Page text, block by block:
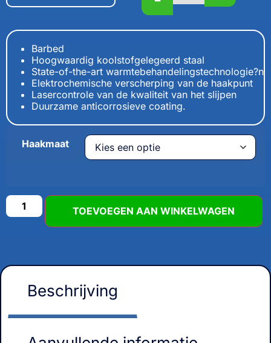
Barbed
Hoogwaardig koolstofgelegeerd staal
State-of-the-art warmtebehandelingstechnologie?n
Elektrochemische verscherping van de haakpunt
Lasercontrole van de kwaliteit van het slijpen
Duurzame anticorrosieve coating.
Haakmaat
TOEVOEGEN AAN WINKELWAGEN
Beschrijving